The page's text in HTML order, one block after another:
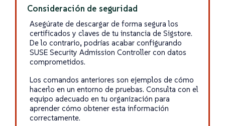
Consideración de seguridad
Asegúrate de descargar de forma segura los
certificados y claves de tu instancia de Sigstore.
De lo contrario, podrías acabar configurando
SUSE Security Admission Controller con datos
comprometidos.
Los comandos anteriores son ejemplos de cómo
hacerlo en un entorno de pruebas. Consulta con el
equipo adecuado en tu organización para
aprender cómo obtener esta información
correctamente.